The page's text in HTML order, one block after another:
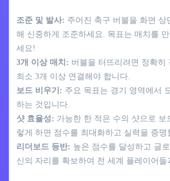
조준 및 발사: 주어진 축구 버블을 화면 상
해 신중하게 조준하세요. 목표는 매치를
세요!
3개 이상 매치: 버블을 터뜨리려면 정확히
최소 3개 이상 연결해야 합니다.
보드 비우기: 주요 목표는 경기 영역에서
하는 것입니다.
샷 효율성: 가능한 한 적은 수의 샷으로 보
렇게 하면 점수를 최대화하고 실력을 증명
리더보드 등반: 높은 점수를 달성하고 글
신의 자리를 확보하여 전 세계 플레이어들